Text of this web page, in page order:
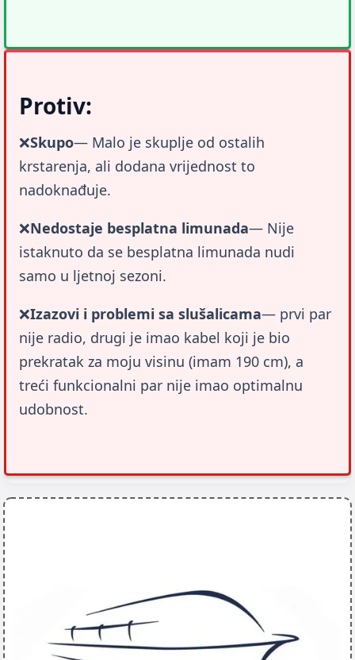
Protiv:
❌Skupo— Malo je skuplje od ostalih
krstarenja, ali dodana vrijednost to
nadoknađuje.
❌Nedostaje besplatna limunada— Nije
istaknuto da se besplatna limunada nudi
samo u ljetnoj sezoni.
❌Izazovi i problemi sa slušalicama— prvi par
nije radio, drugi je imao kabel koji je bio
prekratak za moju visinu (imam 190 cm), a
treći funkcionalni par nije imao optimalnu
udobnost.